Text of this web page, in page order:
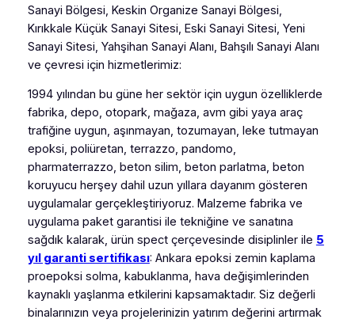
Sanayi Bölgesi, Keskin Organize Sanayi Bölgesi,
Kırıkkale Küçük Sanayi Sitesi, Eski Sanayi Sitesi, Yeni
Sanayi Sitesi, Yahşihan Sanayi Alanı, Bahşılı Sanayi Alanı
ve çevresi için hizmetlerimiz:
1994 yılından bu güne her sektör için uygun özelliklerde
fabrika, depo, otopark, mağaza, avm gibi yaya araç
trafiğine uygun, aşınmayan, tozumayan, leke tutmayan
epoksi, poliüretan, terrazzo, pandomo,
pharmaterrazzo, beton silim, beton parlatma, beton
koruyucu herşey dahil uzun yıllara dayanım gösteren
uygulamalar gerçekleştiriyoruz. Malzeme fabrika ve
uygulama paket garantisi ile tekniğine ve sanatına
sağdık kalarak, ürün spect çerçevesinde disiplinler ile 5
yıl garanti sertifikası: Ankara epoksi zemin kaplama
proepoksi solma, kabuklanma, hava değişimlerinden
kaynaklı yaşlanma etkilerini kapsamaktadır. Siz değerli
binalarınızın veya projelerinizin yatırım değerini artırmak